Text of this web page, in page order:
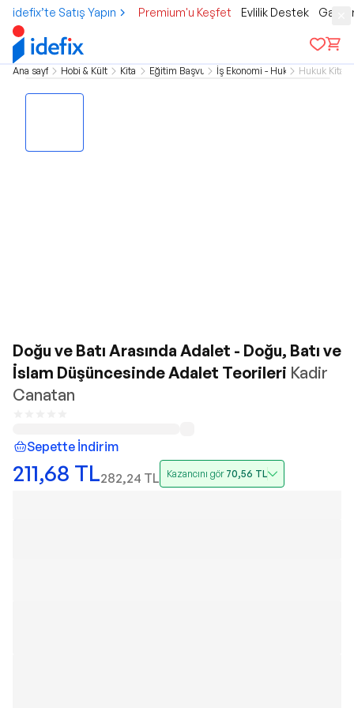
idefix’te Satış Yapın Premium'u Keşfet Evlilik Destek
Ana sayfa Hobi & Kültür Kitap Eğitim Başvuru İş Ekonomi - Hukuk Hukuk Kitap
Doğu ve Batı Arasında Adalet - Doğu, Batı ve
İslam Düşüncesinde Adalet Teorileri Kadir
Canatan
Sepette İndirim
211,68 TL282,24 TL Kazancını gör 70,56 TL